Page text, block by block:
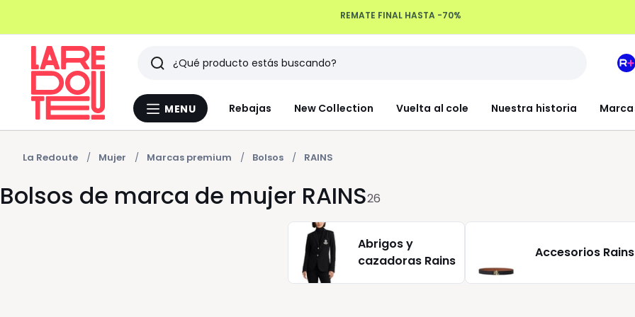
Devoluciones hasta 100 días
Menu
MENU Rebajas New Collection Vuelta al cole Nuestra historia
Buscar
Últimos
artículos
vistos
Mi
La Redoute Mujer Marcas premium Bolsos RAINS
Bolsos de marca de mujer RAINS26
Abrigos y
cazadoras Rains
Accesorios Rains